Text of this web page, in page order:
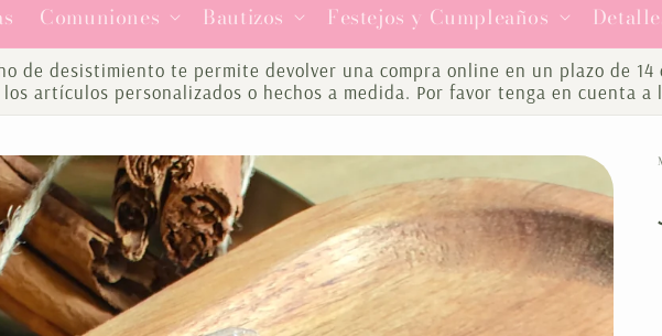
Comuniones Bautizos Festejos y Cumpleaños
de desistimiento te permite devolver una compra online en un plazo de
artículos personalizados o hechos a medida. Por favor tenga en cuenta a